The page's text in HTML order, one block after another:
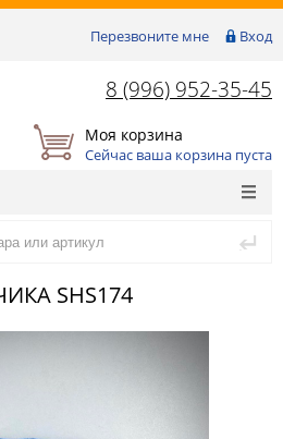
Перезвоните мне Вход
8 (996) 952-35-45
Моя корзина
Сейчас ваша корзина пуста
SHS174